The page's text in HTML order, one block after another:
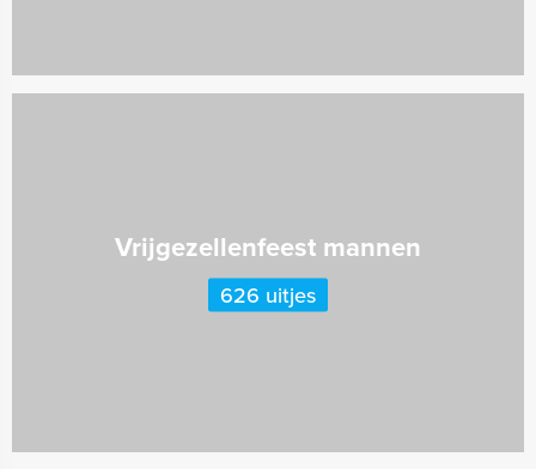
Vrijgezellenfeest mannen
626 uitjes